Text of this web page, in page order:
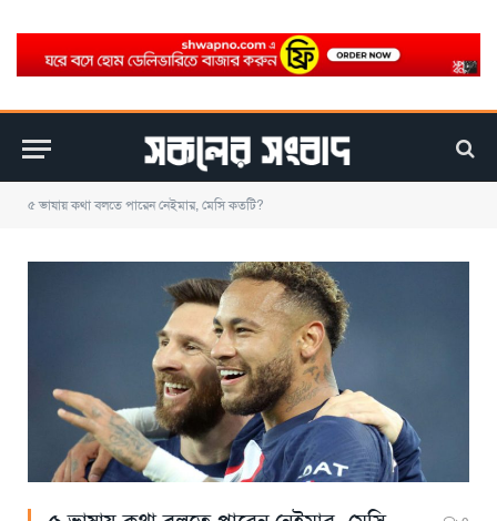
৫ ভাষায় কথা বলতে পারেন নেইমার, মেসি কতটি?